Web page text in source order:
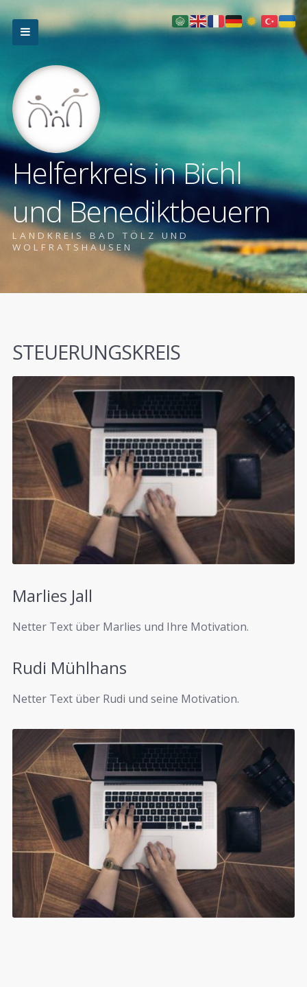
Helferkreis in Bichl
und Benediktbeuern
LANDKREIS BAD TÖLZ UND
WOLFRATSHAUSEN
STEUERUNGSKREIS
Marlies Jall
Netter Text über Marlies und Ihre Motivation.
Rudi Mühlhans
Netter Text über Rudi und seine Motivation.